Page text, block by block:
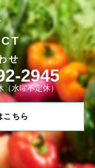
せ
2945
（水曜不定休）
こちら